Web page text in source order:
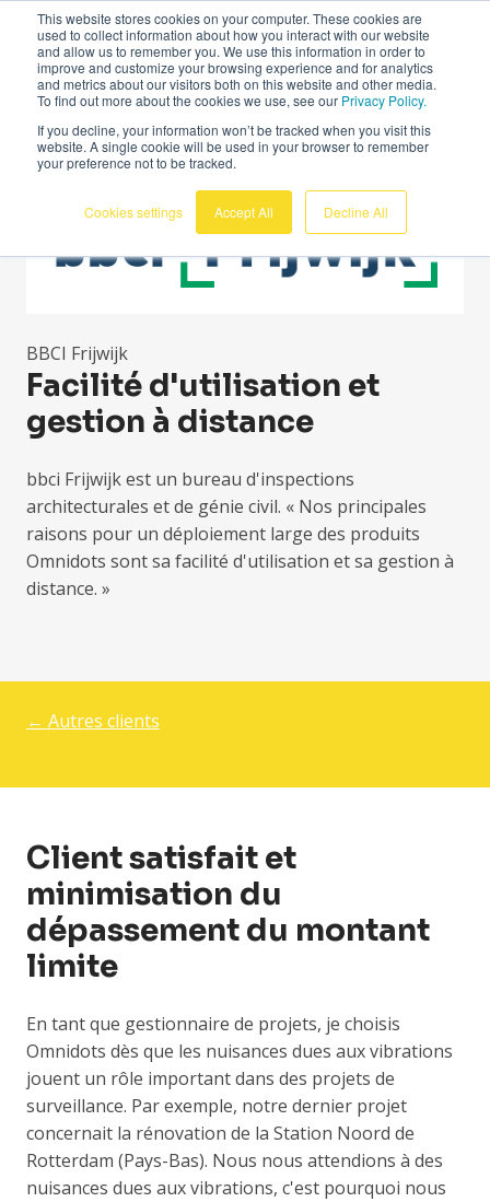
This website stores cookies on your computer. These cookies are
used to collect information about how you interact with our website
and allow us to remember you. We use this information in order to
improve and customize your browsing experience and for analytics
and metrics about our visitors both on this website and other media.
To find out more about the cookies we use, see our Privacy Policy.
If you decline, your information won’t be tracked when you visit this
website. A single cookie will be used in your browser to remember
your preference not to be tracked.
Cookies settings Accept All Decline All
Français
BBCI Frijwijk
Facilité d'utilisation et
gestion à distance
bbci Frijwijk est un bureau d'inspections
architecturales et de génie civil. « Nos principales
raisons pour un déploiement large des produits
Omnidots sont sa facilité d'utilisation et sa gestion à
distance. »
← Autres clients
Client satisfait et
minimisation du
dépassement du montant
limite
En tant que gestionnaire de projets, je choisis
Omnidots dès que les nuisances dues aux vibrations
jouent un rôle important dans des projets de
surveillance. Par exemple, notre dernier projet
concernait la rénovation de la Station Noord de
Rotterdam (Pays-Bas). Nous nous attendions à des
nuisances dues aux vibrations, c'est pourquoi nous